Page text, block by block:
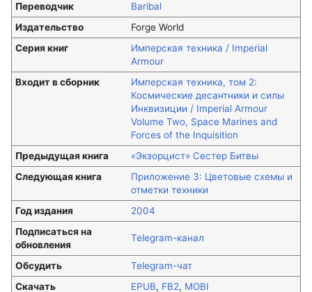
Переводчик
Baribal
Издательство
Forge World
Серия книг
Имперская техника / Imperial
Armour
Входит в сборник
Имперская техника, том 2:
Космические десантники и силы
Инквизиции / Imperial Armour
Volume Two, Space Marines and
Forces of the Inquisition
Предыдущая книга
«Экзорцист» Сестер Битвы
Следующая книга
Приложение 3: Цветовые схемы и
отметки техники
Год издания
2004
Подписаться на
обновления
Telegram-канал
Обсудить
Telegram-чат
Скачать
EPUB, FB2, MOBI